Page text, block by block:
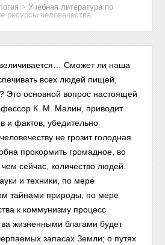
>Учебная литература по
ресурсы человечества
Сможет ли наша
всех людей пищей,
Это основной вопрос настоящей
К. М. Малин, приводит
и фактов, убедительно
не грозит голодная
прокормить громадное, во
сейчас, количество людей.
и техники, по мере
тайнами природы, по мере
к коммунизму процесс
жизненными благами будет
запасах Земли; о путях